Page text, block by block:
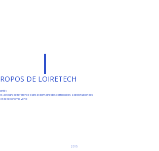
2015
DE LOIRETECH
:
acteurs de référence dans le domaine des composites à destination des
de l’économie verte